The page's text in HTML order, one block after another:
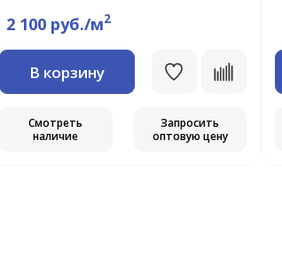
2 100 руб./м2
В корзину
Смотреть
наличие
Запросить
оптовую цену